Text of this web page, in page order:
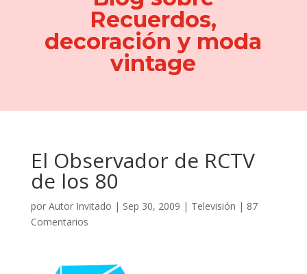
Recuerdos,
decoración y moda
vintage
El Observador de RCTV
de los 80
por Autor Invitado | Sep 30, 2009 | Televisión | 87
Comentarios